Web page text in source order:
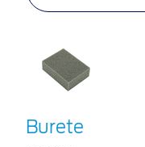
Burete